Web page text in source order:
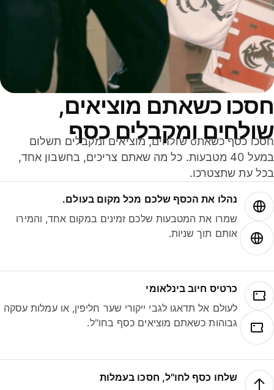
כשאתם מוציאים,
ומקבלים כסף
חסכו כסף כשאתo שולחים, מוציאים ומקבלים תשלום
במעל 40 מטבעות. כל מה שאתם צריכים, בחשבון אחד,
עת שתצטרכו.
נהלו את הכסף שלכם מכל מקום בעולם.
שמרו את המטבעות שלכם זמינים במקום אחד, והמירו
אותם תוך שניות.
כרטיס חיוב בינלאומי
לעולם אל תדאגו לגבי ייקורי שער חליפין, או עמלות עסקה
גבוהות כשאתם מוציאים כסף בחו"ל.
שלחו כסף לחו"ל, חסכו בעמלות